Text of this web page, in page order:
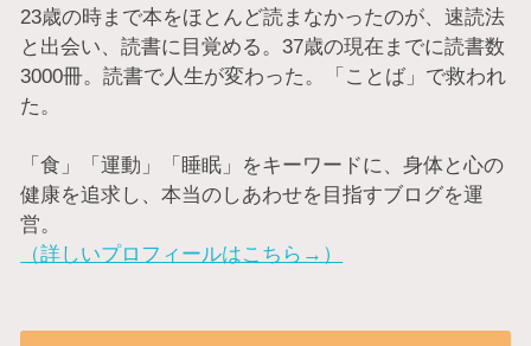
23歳の時まで本をほとんど読まなかったのが、速読法
と出会い、読書に目覚める。37歳の現在までに読書数
3000冊。読書で人生が変わった。「ことば」で救われ
た。
「食」「運動」「睡眠」をキーワードに、身体と心の
健康を追求し、本当のしあわせを目指すブログを運
営。
（詳しいプロフィールはこちら→）